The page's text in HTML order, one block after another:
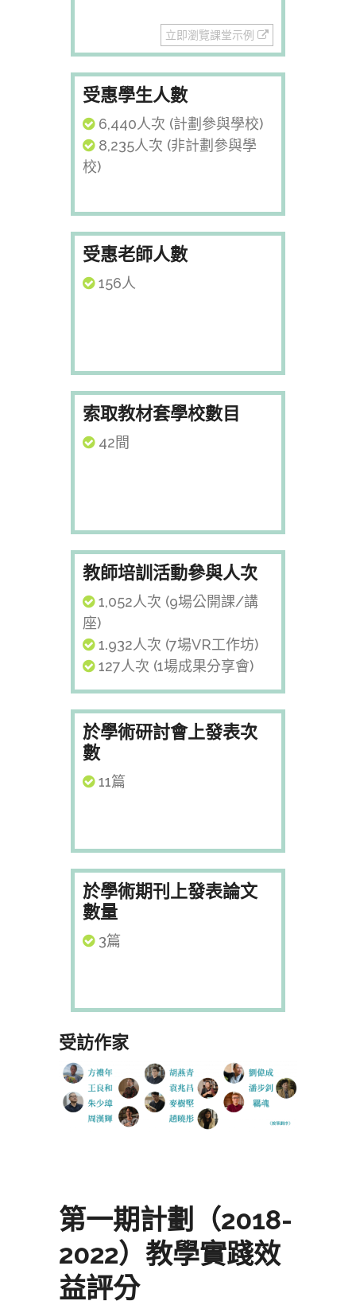
立即瀏覽課堂示例
受惠學生人數
6,440人次 (計劃參與學校)
8,235人次 (非計劃參與學
校)
受惠老師人數
156人
索取教材套學校數目
42間
教師培訓活動參與人次
1,052人次 (9場公開課/講
座)
1.932人次 (7場VR工作坊)
127人次 (1場成果分享會)
於學術研討會上發表次
數
11篇
於學術期刊上發表論文
數量
3篇
受訪作家
第一期計劃（2018-
2022）教學實踐效
益評分